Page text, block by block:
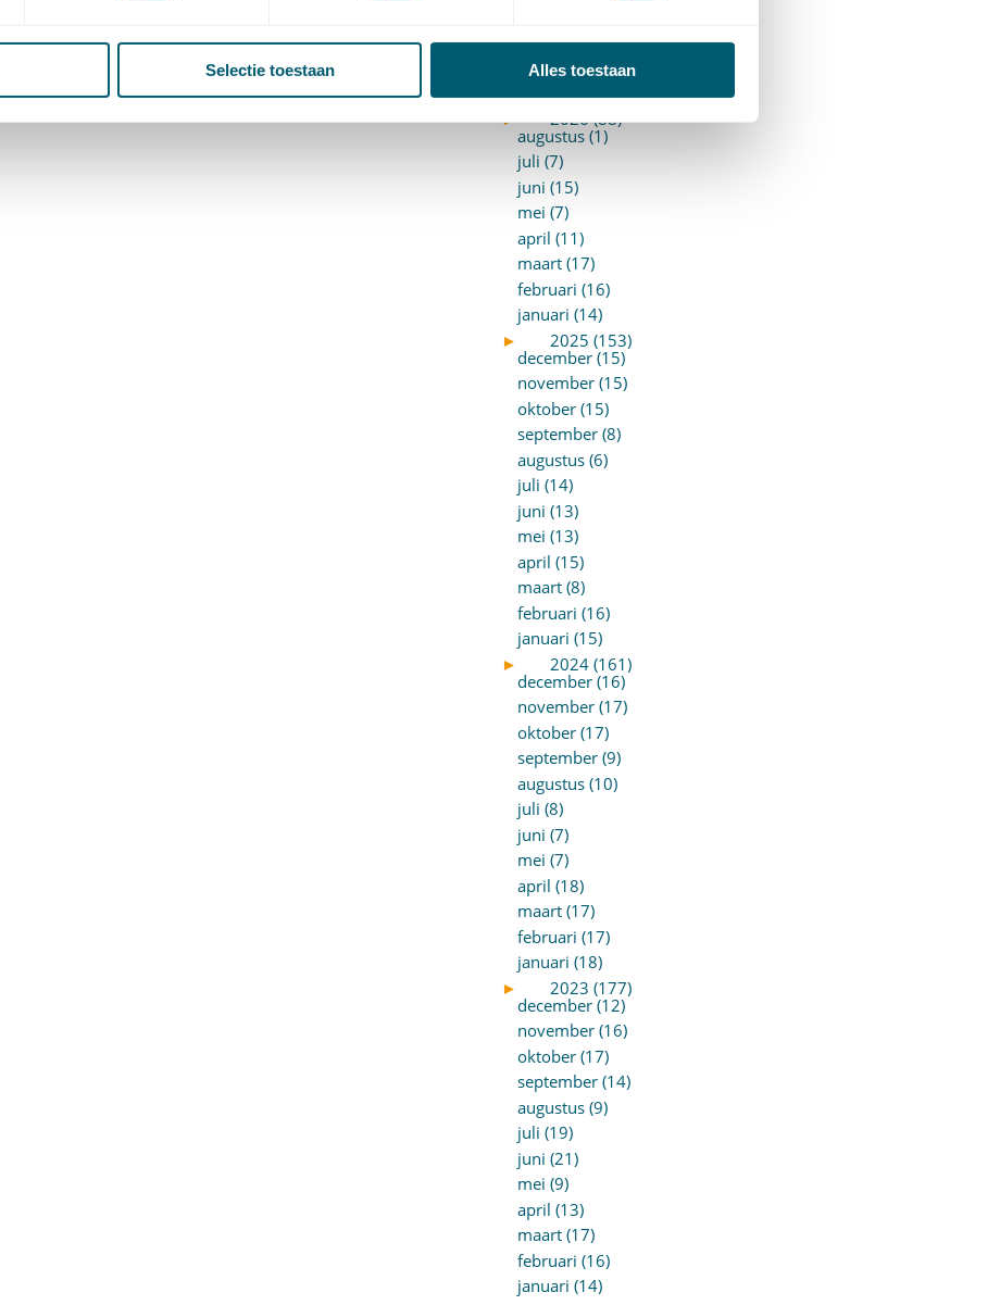
Selectie toestaan Alles toestaan
ARCHIEF
►
2026 (88)
augustus (1)
juli (7)
juni (15)
mei (7)
april (11)
maart (17)
februari (16)
januari (14)
►
2025 (153)
december (15)
november (15)
oktober (15)
september (8)
augustus (6)
juli (14)
juni (13)
mei (13)
april (15)
maart (8)
februari (16)
januari (15)
►
2024 (161)
december (16)
november (17)
oktober (17)
september (9)
augustus (10)
juli (8)
juni (7)
mei (7)
april (18)
maart (17)
februari (17)
januari (18)
►
2023 (177)
december (12)
november (16)
oktober (17)
september (14)
augustus (9)
juli (19)
juni (21)
mei (9)
april (13)
maart (17)
februari (16)
januari (14)